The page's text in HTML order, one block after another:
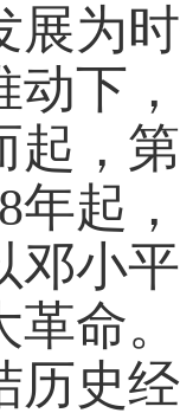
展为
动下
起，
年起
邓小
革命
历史